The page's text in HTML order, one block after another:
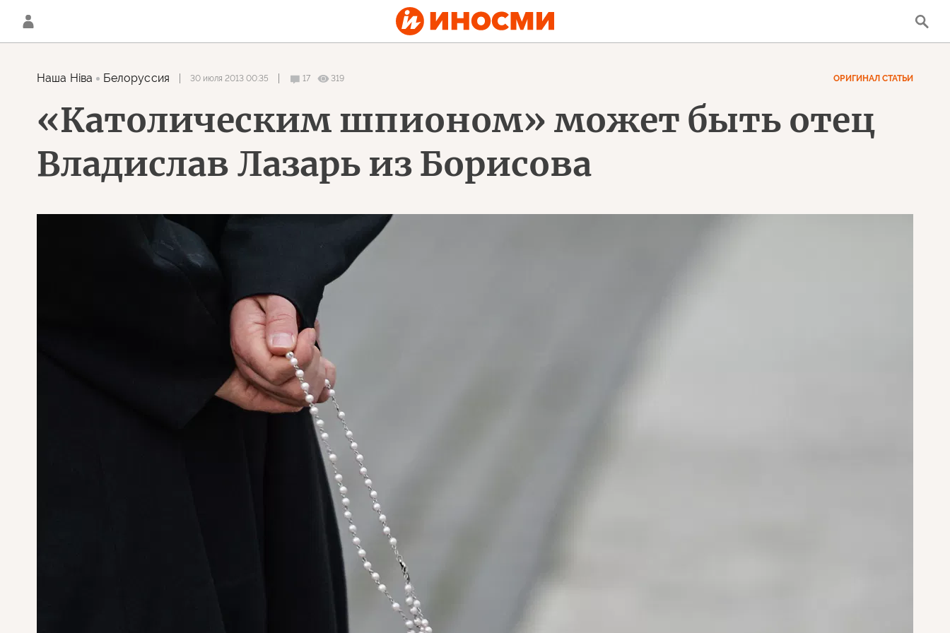
Наша Нiва Белоруссия 30 июля 2013 00:35 17 319 ОРИГИНАЛ СТАТЬИ
«Католическим шпионом» может быть отец
Владислав Лазарь из Борисова